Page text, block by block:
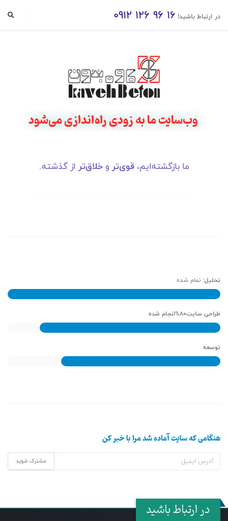
در ارتباط باشید! 0912 126 96 16
وب‌سایت ما به زودی راه‌اندازی می‌شود
ما بازگشته‌ایم،قوی‌تر وخلاق‌تر از گذشته.
تحلیل: تمام شده
طراحی سایت80%انجام شده
توسعه
هنگامی که سایت آماده شد مرا با خبر کن
مشترک شوید
در ارتباط باشید